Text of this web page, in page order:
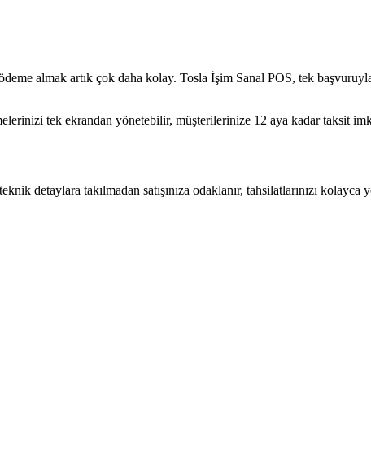
almak artık çok daha kolay. Tosla İşim Sanal POS, tek
tek ekrandan yönetebilir, müşterilerinize 12 aya kadar taksit
detaylara takılmadan satışınıza odaklanır, tahsilatlarınızı kolayca